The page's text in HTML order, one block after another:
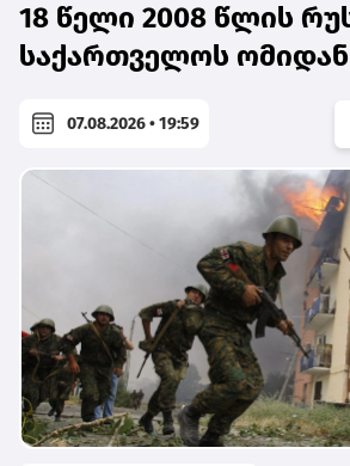
18 წელი 2008 წლის
საქართველოს ომიდან
07.08.2026 • 19:59